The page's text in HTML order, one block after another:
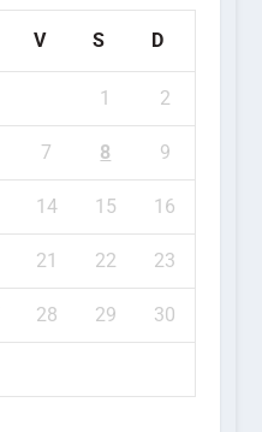
V S D
1 2
7 8 9
14 15 16
21 22 23
28 29 30